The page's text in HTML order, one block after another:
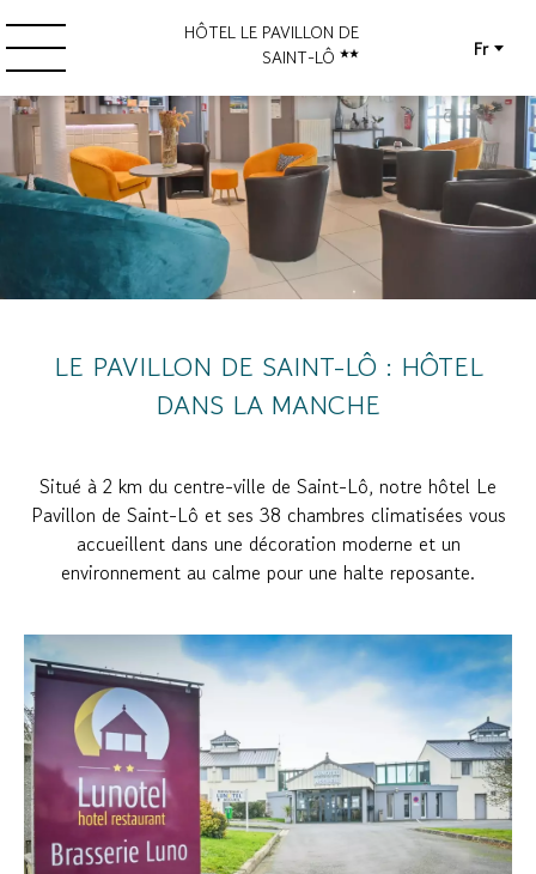
HÔTEL LE PAVILLON DE
SAINT-LÔ
Fr
LE PAVILLON DE SAINT-LÔ : HÔTEL
DANS LA MANCHE
Situé à 2 km du centre-ville de Saint-Lô, notre hôtel Le
Pavillon de Saint-Lô et ses 38 chambres climatisées vous
accueillent dans une décoration moderne et un
environnement au calme pour une halte reposante.